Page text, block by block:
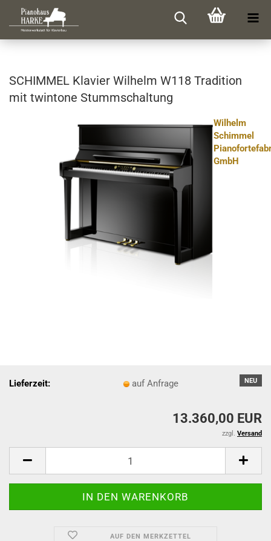
SCHIM­MEL Kla­vier Wil­helm W118 Tra­di­ti­on
mit twin­to­ne Stumm­schal­tung
Wilhelm
Schimmel
GmbH
NEU
Lieferzeit: auf Anfrage
13.360,00 EUR
zzgl. Versand
AUF DEN MERKZETTEL